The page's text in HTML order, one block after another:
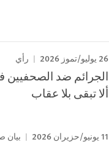
26 يوليو/تموز 2026 رأي
الجرائم ضد الصحفيين
ألا تبقى بلا عقاب
11 يونيو/حزيران 2026 بيان